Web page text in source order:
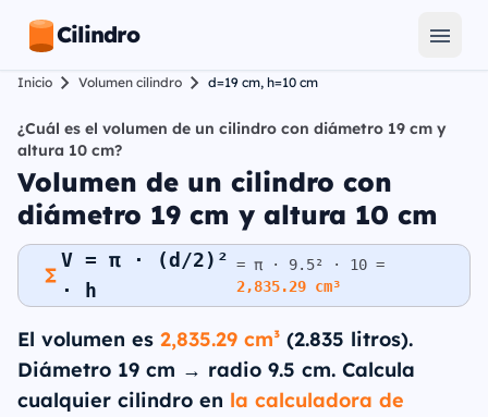
Cilindro
Inicio Volumen cilindro d=19 cm, h=10 cm
¿Cuál es el volumen de un cilindro con diámetro 19 cm y
altura 10 cm?
Volumen de un cilindro con
diámetro 19 cm y altura 10 cm
V = π · (d/2)²
· h
= π · 9.5² · 10 =
2,835.29 cm³
El volumen es 2,835.29 cm³ (2.835 litros).
Diámetro 19 cm → radio 9.5 cm. Calcula
cualquier cilindro en la calculadora de